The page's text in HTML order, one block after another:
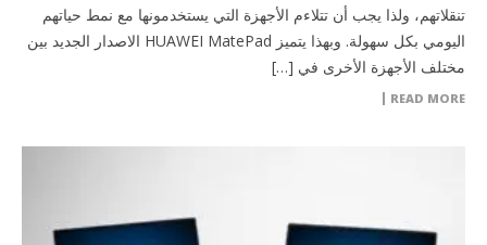
تنقلاتهم، ولذا يجب أن تتلاءم الأجهزة التي يستخدمونها مع نمط حياتهم
اليومي بكل سهولة. وبهذا يتميز HUAWEI MatePad الاصدار الجديد بين
مختلف الأجهزة الأخرى في […]
READ MORE